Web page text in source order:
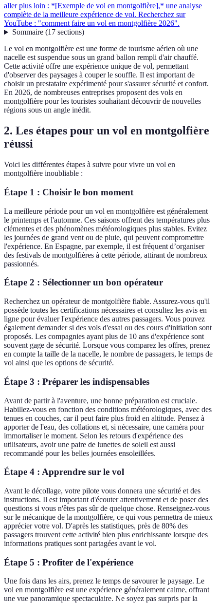
aller plus loin : *[Exemple de vol en montgolfière],* une analyse
complète de la meilleure expérience de vol. Recherchez sur
YouTube : "comment faire un vol en montgolfière 2026".
Sommaire(17 sections)
Le vol en montgolfière est une forme de tourisme aérien où une
nacelle est suspendue sous un grand ballon rempli d'air chauffé.
Cette activité offre une expérience unique de vol, permettant
d'observer des paysages à couper le souffle. Il est important de
choisir un prestataire expérimenté pour s'assurer sécurité et confort.
En 2026, de nombreuses entreprises proposent des vols en
montgolfière pour les touristes souhaitant découvrir de nouvelles
régions sous un angle inédit.
2. Les étapes pour un vol en montgolfière
réussi
Voici les différentes étapes à suivre pour vivre un vol en
montgolfière inoubliable :
Étape 1 : Choisir le bon moment
La meilleure période pour un vol en montgolfière est généralement
le printemps et l'automne. Ces saisons offrent des températures plus
clémentes et des phénomènes météorologiques plus stables. Evitez
les journées de grand vent ou de pluie, qui peuvent compromettre
l'expérience. En Espagne, par exemple, il est fréquent d’organiser
des festivals de montgolfières à cette période, attirant de nombreux
passionnés.
Étape 2 : Sélectionner un bon opérateur
Recherchez un opérateur de montgolfière fiable. Assurez-vous qu'il
possède toutes les certifications nécessaires et consultez les avis en
ligne pour évaluer l'expérience des autres passagers. Vous pouvez
également demander si des vols d'essai ou des cours d'initiation sont
proposés. Les compagnies ayant plus de 10 ans d'expérience sont
souvent gage de sécurité. Lorsque vous comparez les offres, prenez
en compte la taille de la nacelle, le nombre de passagers, le temps de
vol ainsi que les options de sécurité.
Étape 3 : Préparer les indispensables
Avant de partir à l'aventure, une bonne préparation est cruciale.
Habillez-vous en fonction des conditions météorologiques, avec des
tenues en couches, car il peut faire plus froid en altitude. Pensez à
apporter de l'eau, des collations et, si nécessaire, une caméra pour
immortaliser le moment. Selon les retours d'expérience des
utilisateurs, avoir une paire de lunettes de soleil est aussi
recommandé pour les belles journées ensoleillées.
Étape 4 : Apprendre sur le vol
Avant le décollage, votre pilote vous donnera une sécurité et des
instructions. Il est important d'écouter attentivement et de poser des
questions si vous n'êtes pas sûr de quelque chose. Renseignez-vous
sur le mécanique de la montgolfière, ce qui vous permettra de mieux
apprécier votre vol. D'après les statistiques, près de 80% des
passagers trouvent cette activité bien plus enrichissante lorsque des
informations pratiques sont partagées avant le vol.
Étape 5 : Profiter de l'expérience
Une fois dans les airs, prenez le temps de savourer le paysage. Le
vol en montgolfière est une expérience généralement calme, offrant
une vue panoramique spectaculaire. Ne soyez pas surpris par la